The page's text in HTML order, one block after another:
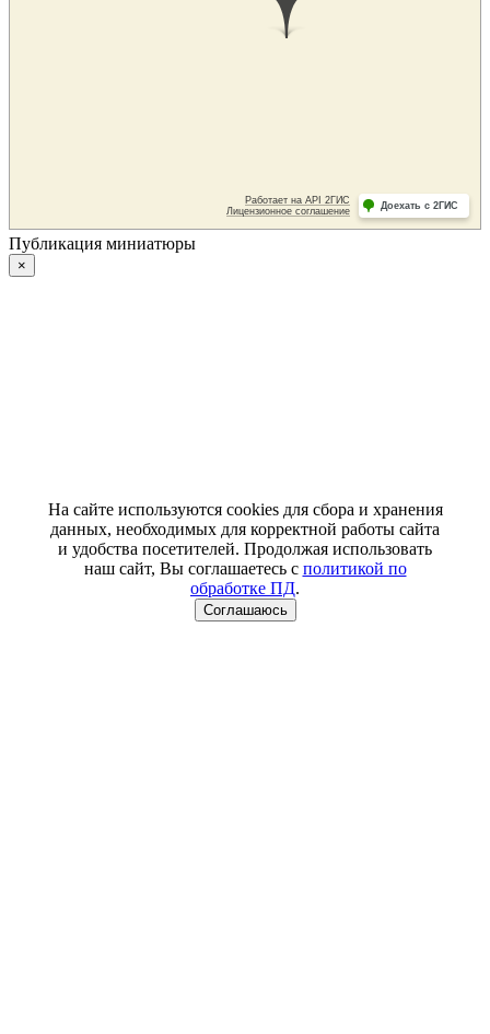
Публикация миниатюры
×
На сайте используются cookies для сбора и хранения
данных, необходимых для корректной работы сайта
и удобства посетителей. Продолжая использовать
наш сайт, Вы соглашаетесь с политикой по
обработке ПД.
Соглашаюсь